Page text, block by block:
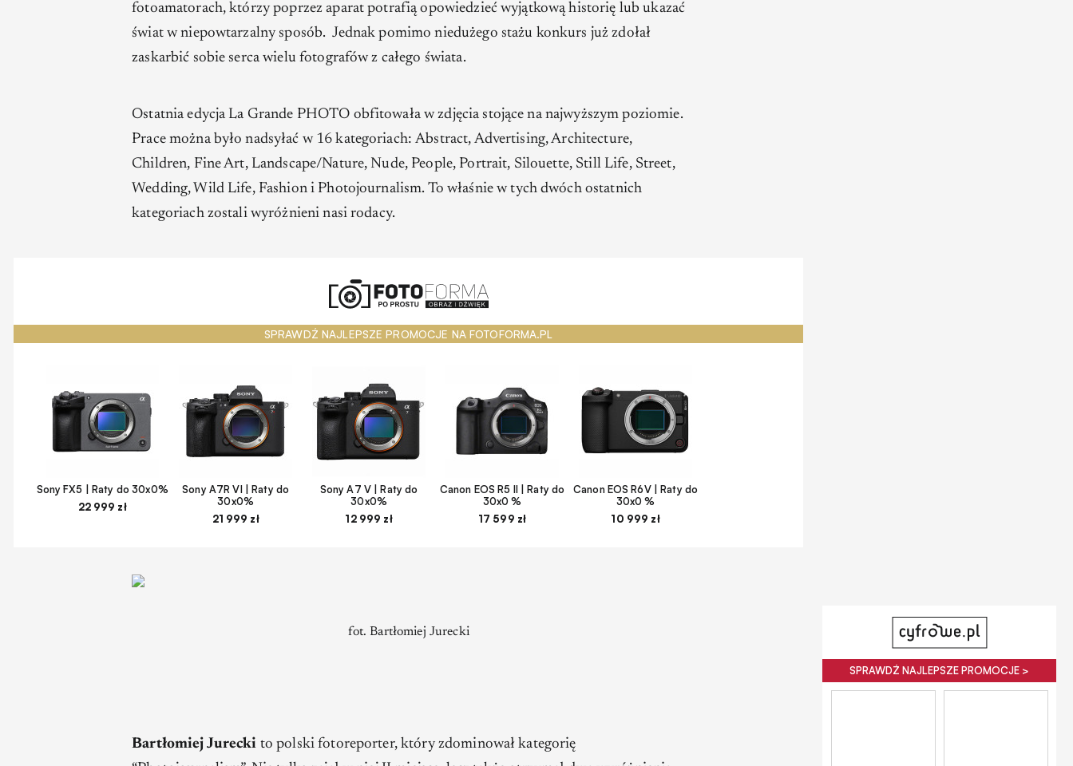
fotoamatorach, którzy poprzez aparat potrafią opowiedzieć wyjątkową historię lub ukazać
świat w niepowtarzalny sposób. Jednak pomimo niedużego stażu konkurs już zdołał
zaskarbić sobie serca wielu fotografów z całego świata.
Ostatnia edycja La Grande PHOTO obfitowała w zdjęcia stojące na najwyższym poziomie.
Prace można było nadsyłać w 16 kategoriach:Abstract, Advertising, Architecture,
Children, Fine Art, Landscape/Nature, Nude, People, Portrait, Silouette, Still Life, Street,
Wedding, Wild Life, Fashion i Photojournalism. To właśnie w tych dwóch ostatnich
kategoriach zostali wyróżnieni nasi rodacy.
SPRAWDŹ NAJLEPSZE PROMOCJE NA FOTOFORMA.PL
Sony FX5 | Raty do 30x0%
22 999 zł
Sony A7R VI | Raty do
30x0%
21 999 zł
Sony A7 V | Raty do
30x0%
12 999 zł
Canon EOS R5 II | Raty do
30x0 %
17 599 zł
Canon EOS R6V | Raty do
30x0 %
10 999 zł
fot. Bartłomiej Jurecki
Bartłomiej Jurecki to polski fotoreporter, który zdominował kategorię
SPRAWDŹ NAJLEPSZE PROMOCJE >